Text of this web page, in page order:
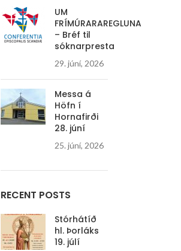
25
UM
FRÍMÚRARAREGLUNA
– Bréf til
sóknarpresta
29. júní, 2026
Messa á
Höfn í
Hornafirði
28. júní
25. júní, 2026
RECENT POSTS
Stórhátíð
hl. Þorláks
19. júlí